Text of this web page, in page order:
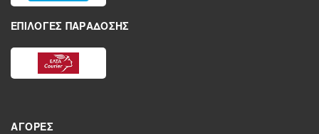
ΕΠΙΛΟΓΈΣ ΠΑΡΆΔΟΣΗΣ
ΑΓΟΡΈΣ